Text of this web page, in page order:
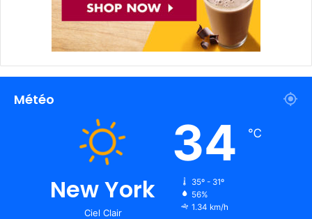
Météo
New York
Ciel Clair
34 ℃
35º - 31º
56%
1.34 km/h